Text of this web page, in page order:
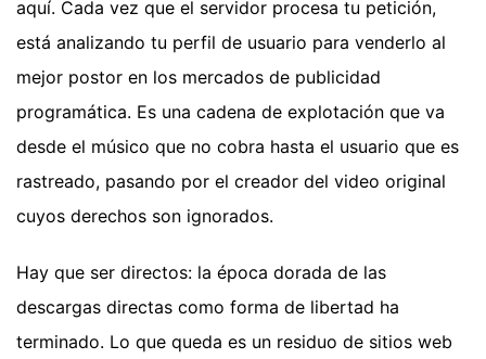
aquí. Cada vez que el servidor procesa tu petición,
está analizando tu perfil de usuario para venderlo al
mejor postor en los mercados de publicidad
programática. Es una cadena de explotación que va
desde el músico que no cobra hasta el usuario que es
rastreado, pasando por el creador del video original
cuyos derechos son ignorados.
Hay que ser directos: la época dorada de las
descargas directas como forma de libertad ha
terminado. Lo que queda es un residuo de sitios web